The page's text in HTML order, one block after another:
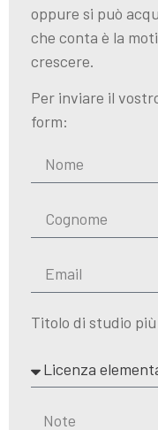
oppure si può
che conta è la
crescere.
Per inviare il
form:
Titolo di studio